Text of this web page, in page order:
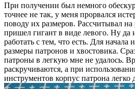
При получении был немного
точнее не так, у меня прорвался
поводу их размеров. Рассчитывал
пришел гигант в виде левого. Ну да
работать с тем, что есть. Для
размеры патронов и хвостовика.
патроны в легкую мне не удалось.
раскручиваются, а при
инструментов корпус патрона легко